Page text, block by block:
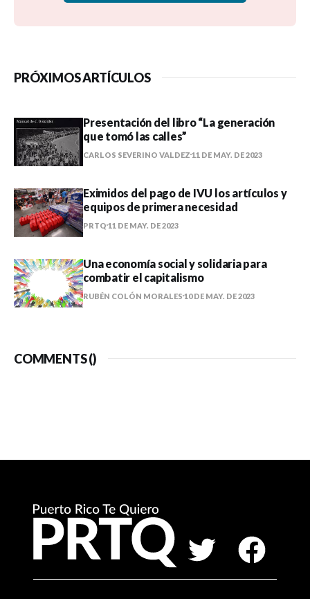
PRÓXIMOS ARTÍCULOS
Presentación del libro “La generación
que tomó las calles”
CARLOS SEVERINO VALDEZ 11 DE MAY. DE 2023
Eximidos del pago de IVU los artículos y
equipos de primera necesidad
PRTQ 11 DE MAY. DE 2023
Una economía social y solidaria para
combatir el capitalismo
RUBÉN COLÓN MORALES 10 DE MAY. DE 2023
COMMENTS ()